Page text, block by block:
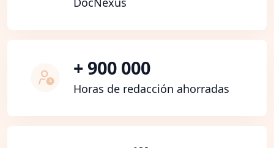
+ 900 000
Horas de redacción ahorradas